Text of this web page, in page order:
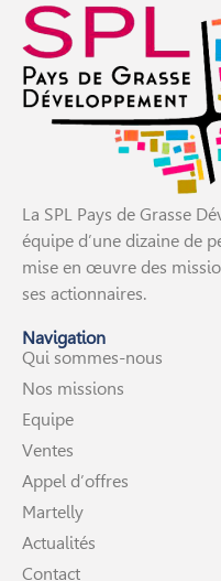
La SPL Pays de Grasse
équipe d’une dizaine de
mise en œuvre des
ses actionnaires.
Navigation
Qui sommes-nous
Nos missions
Equipe
Ventes
Appel d’offres
Martelly
Actualités
Contact